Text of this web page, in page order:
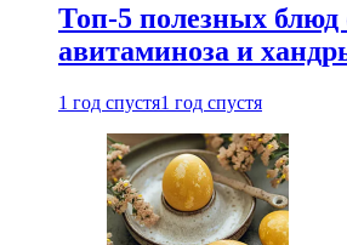
Топ-5 полезных блюд
авитаминоза и
1 год спустя1 год спустя